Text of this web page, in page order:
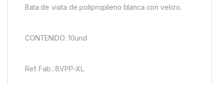
Bata de visita de polipropileno blanca con velcro.
CONTENIDO: 10und
Ref. Fab.: BVPP-XL